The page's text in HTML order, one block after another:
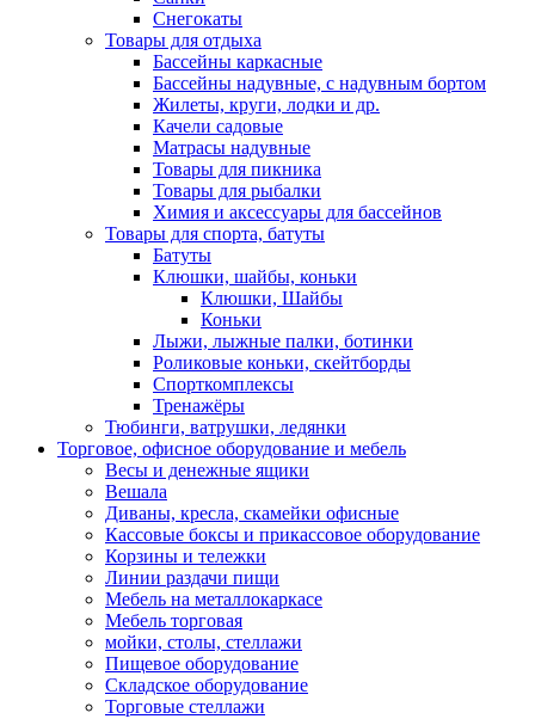
Снегокаты
Товары для отдыха
Бассейны каркасные
Бассейны надувные, с надувным бортом
Жилеты, круги, лодки и др.
Качели садовые
Матрасы надувные
Товары для пикника
Товары для рыбалки
Химия и аксессуары для бассейнов
Товары для спорта, батуты
Батуты
Клюшки, шайбы, коньки
Клюшки, Шайбы
Коньки
Лыжи, лыжные палки, ботинки
Роликовые коньки, скейтборды
Спорткомплексы
Тренажёры
Тюбинги, ватрушки, ледянки
Торговое, офисное оборудование и мебель
Весы и денежные ящики
Вешала
Диваны, кресла, скамейки офисные
Кассовые боксы и прикассовое оборудование
Корзины и тележки
Линии раздачи пищи
Мебель на металлокаркасе
Мебель торговая
мойки, столы, стеллажи
Пищевое оборудование
Складское оборудование
Торговые стеллажи